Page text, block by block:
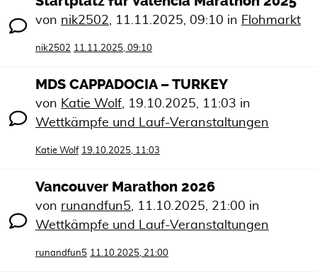
von nik2502, 11.11.2025, 09:10 in Flohmarkt
nik2502 11.11.2025, 09:10
MDS CAPPADOCIA – TURKEY
von Katie Wolf, 19.10.2025, 11:03 in
Wettkämpfe und Lauf-Veranstaltungen
Katie Wolf 19.10.2025, 11:03
Vancouver Marathon 2026
von runandfun5, 11.10.2025, 21:00 in
Wettkämpfe und Lauf-Veranstaltungen
runandfun5 11.10.2025, 21:00